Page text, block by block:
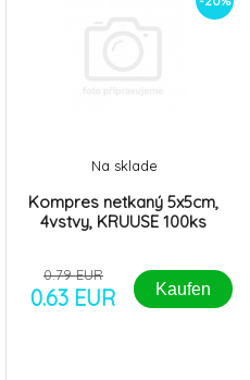
Kompres netkaný 5x5cm,
4vstvy, KRUUSE 100ks
Na sklade
0.79 EUR
0.63 EUR Kaufen